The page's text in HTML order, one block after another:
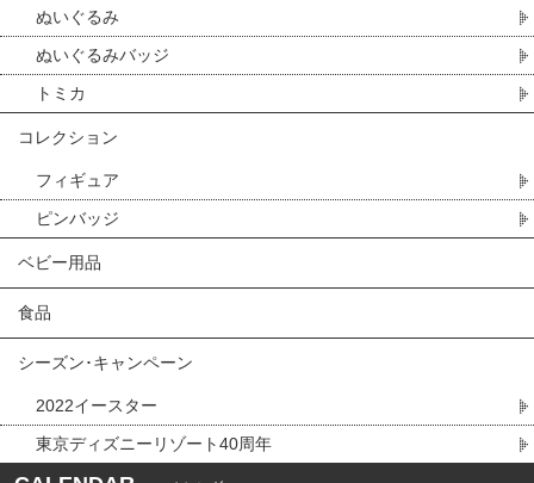
ぬいぐるみ
ぬいぐるみバッジ
トミカ
コレクション
フィギュア
ピンバッジ
ベビー用品
食品
シーズン･キャンペーン
2022イースター
東京ディズニーリゾート40周年